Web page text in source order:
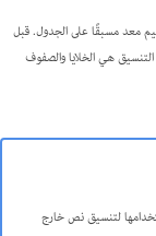
معد مسبقًا على الجدول. قبل
هي الخلايا والصفوف
لتنسيق نص خارج